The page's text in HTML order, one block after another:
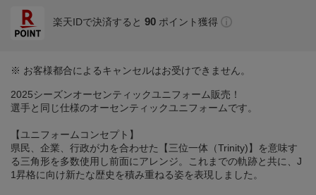
楽天IDで決済すると 90 ポイント獲得
※ お客様都合によるキャンセルはお受けできません。
2025シーズンオーセンティックユニフォーム販売！
選手と同じ仕様のオーセンティックユニフォームです。
【ユニフォームコンセプト】
県民、企業、行政が力を合わせた【三位一体（Trinity)】を意味す
る三角形を多数使用し前面にアレンジ。これまでの軌跡と共に、J
1昇格に向け新たな歴史を積み重ねる姿を表現しました。